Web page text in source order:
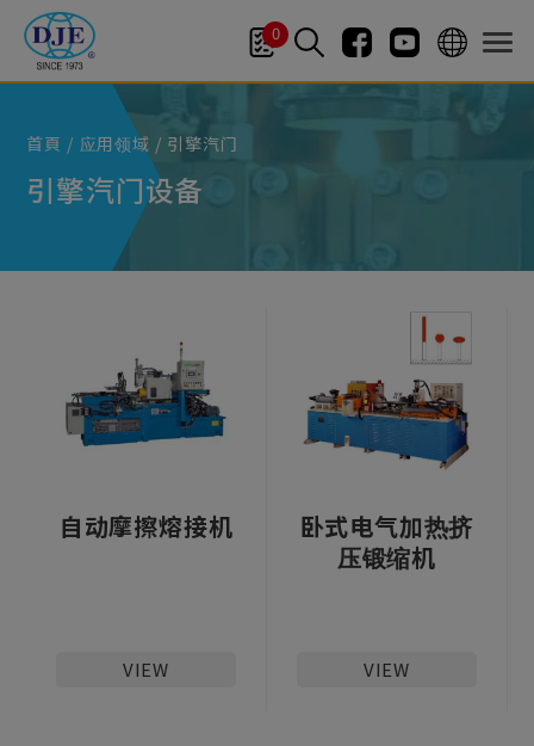
0
首頁 应用领域 引擎汽门
引擎汽门设备
自动摩擦熔接机
VIEW
卧式电气加热挤
压锻缩机
VIEW
Cookie管理面板